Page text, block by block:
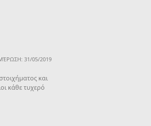
31/05/2019
και
κάθε τυχερό